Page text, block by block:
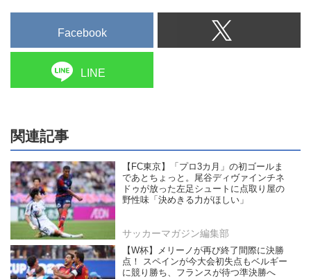
Facebook
LINE
関連記事
【FC東京】「プロ3カ月」の初ゴールま
であとちょっと。尾谷ディヴァインチネ
ドゥが放った左足シュートに点取り屋の
野性味「決めきる力がほしい」
サッカーマガジン編集部
【W杯】メリーノが再び終了間際に決勝
点！ スペインが今大会初失点もベルギー
に競り勝ち、フランスが待つ準決勝へ